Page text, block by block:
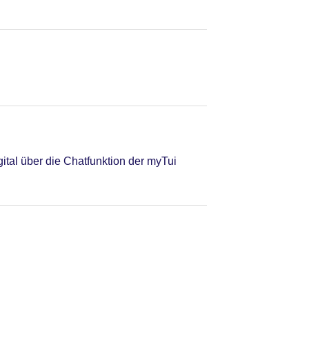
über die Chatfunktion der myTui